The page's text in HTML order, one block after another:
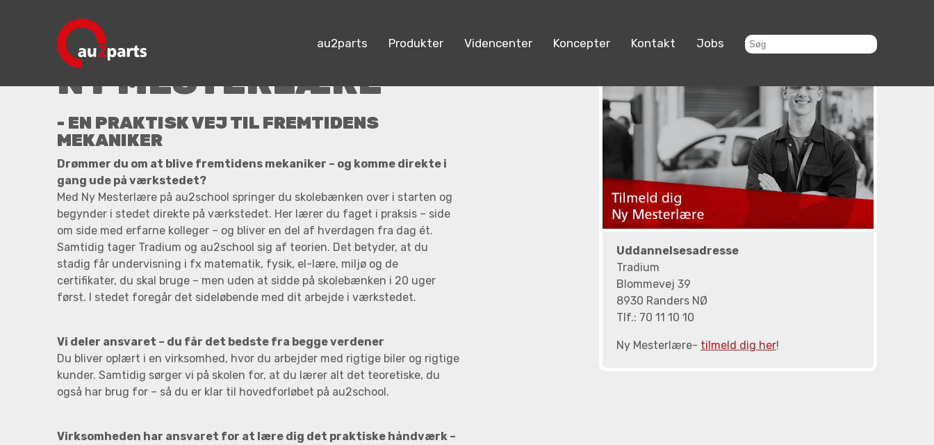
au2parts Produkter Videncenter Koncepter Kontakt Jobs
Mesterlære
NY MESTERLÆRE
- EN PRAKTISK VEJ TIL FREMTIDENS
MEKANIKER
Drømmer du om at blive fremtidens mekaniker – og komme direkte i
gang ude på værkstedet?
Med Ny Mesterlære på au2school springer du skolebænken over i starten og
begynder i stedet direkte på værkstedet. Her lærer du faget i praksis – side
om side med erfarne kolleger – og bliver en del af hverdagen fra dag ét.
Samtidig tager Tradium og au2school sig af teorien. Det betyder, at du
stadig får undervisning i fx matematik, fysik, el-lære, miljø og de
certifikater, du skal bruge – men uden at sidde på skolebænken i 20 uger
først. I stedet foregår det sideløbende med dit arbejde i værkstedet.
Vi deler ansvaret – du får det bedste fra begge verdener
Du bliver oplært i en virksomhed, hvor du arbejder med rigtige biler og rigtige
kunder. Samtidig sørger vi på skolen for, at du lærer alt det teoretiske, du
også har brug for – så du er klar til hovedforløbet på au2school.
Virksomheden har ansvaret for at lære dig det praktiske håndværk –
Uddannelsesadresse
Tradium
Blommevej 39
8930 Randers NØ
Tlf.: 70 11 10 10
Ny Mesterlære- tilmeld dig her!